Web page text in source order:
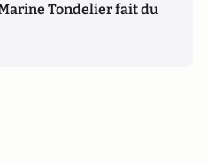
Tondelier fait du